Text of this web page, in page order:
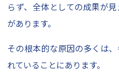
レポーティングサービスお申込
Column
らず、全体としての成果が
があります。
その根本的な原因の多くは
れていることにあります。